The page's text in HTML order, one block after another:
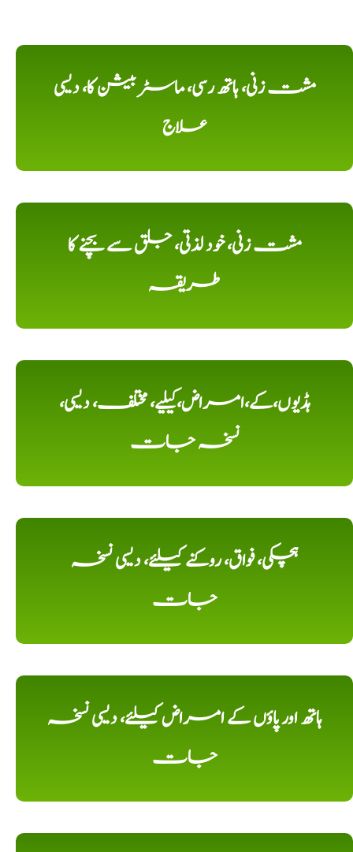
مشت زنی، ہاتھ رسی، ماسٹر بیشن کا، دیسی
علاج
مشت زنی، خود لذتی، جلق سے بچنے کا
طریقہ
ہڈیوں،کے،امراض،کیلیے، مختلف، دیسی،
نسخہ جات
ہچکی، فواق، روکنے کیلئے، دیسی نسخہ
جات
ہاتھ اور پاؤں کے امراض کیلئے، دیسی نسخہ
جات